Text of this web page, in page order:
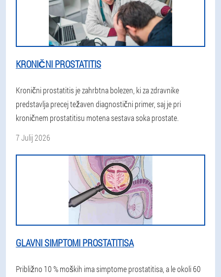
KRONIČNI PROSTATITIS
Kronični prostatitis je zahrbtna bolezen, ki za zdravnike
predstavlja precej težaven diagnostični primer, saj je pri
kroničnem prostatitisu motena sestava soka prostate.
7 Julij 2026
GLAVNI SIMPTOMI PROSTATITISA
Približno 10 % moških ima simptome prostatitisa, a le okoli 60